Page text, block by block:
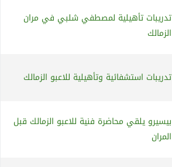
تدريبات تأهيلية لمصطفي شلبي في مران
الزمالك
تدريبات استشفائية وتأهيلية للاعبو الزمالك
بيسيرو يلقي محاضرة فنية للاعبو الزمالك قبل
المران